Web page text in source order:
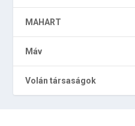
MAHART
Máv
Volán társaságok